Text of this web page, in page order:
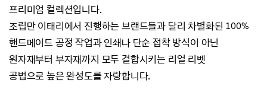
프리미엄 컬렉션입니다.
조립만 이태리에서 진행하는 브랜드들과 달리 차별화된 100%
핸드메이드 공정 작업과 인쇄나 단순 접착 방식이 아닌
원자재부터 부자재까지 모두 결합시키는 리얼 리벳
공법으로 높은 완성도를 자랑합니다.